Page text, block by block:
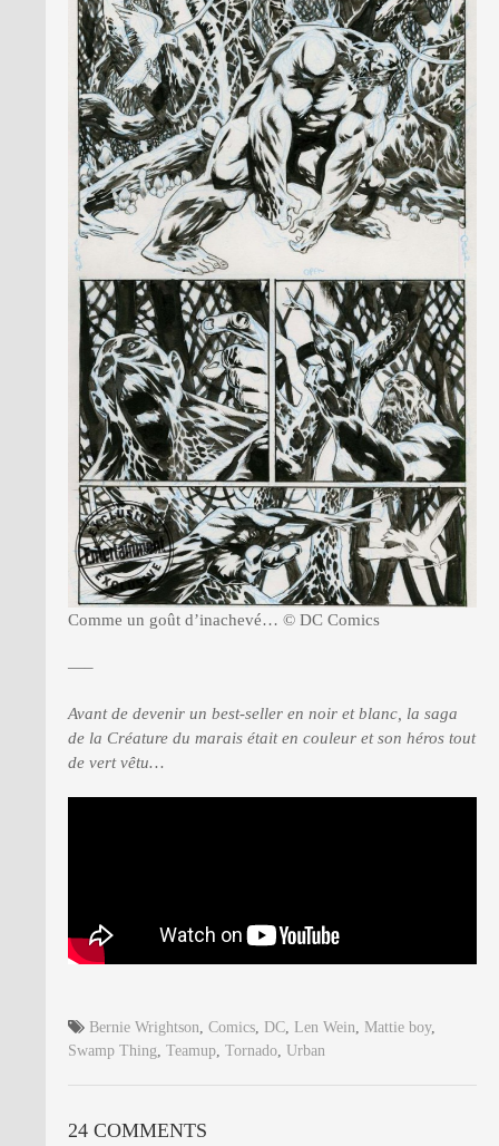
Comme un goût d’inachevé… © DC Comics
—–
Avant de devenir un best-seller en noir et blanc, la saga
de la Créature du marais était en couleur et son héros tout
de vert vêtu…
Bernie Wrightson Comics DC Len Wein Mattie boy,
Swamp Thing Teamup Tornado Urban
24 COMMENTS